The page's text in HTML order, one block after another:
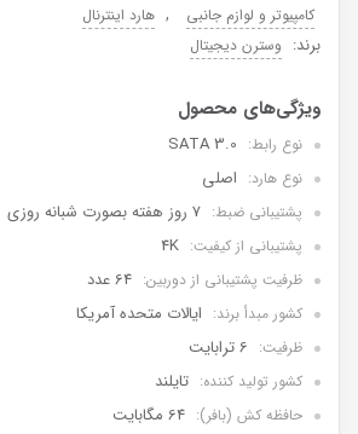
کامپیوتر و لوازم جانبی , هارد اینترنال
برند: وسترن دیجیتال
نوع رابط: SATA 3.0
نوع هارد: اصلی
پشتیبانی ضبط: 7 روز هفته بصورت شبانه روزی
پشتیبانی از کیفیت: 4K
ظرفیت پشتیبانی از دوربین: 64 عدد
کشور مبدأ برند: ایالات متحده آمریکا
ظرفیت: 6 ترابایت
کشور تولید کننده: تایلند
حافظه کش (بافر): 64 مگابایت